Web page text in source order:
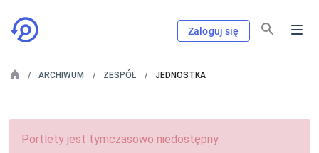
Zaloguj się
ARCHIWUM ZESPÓŁ JEDNOSTKA
Portlety jest tymczasowo niedostępny.